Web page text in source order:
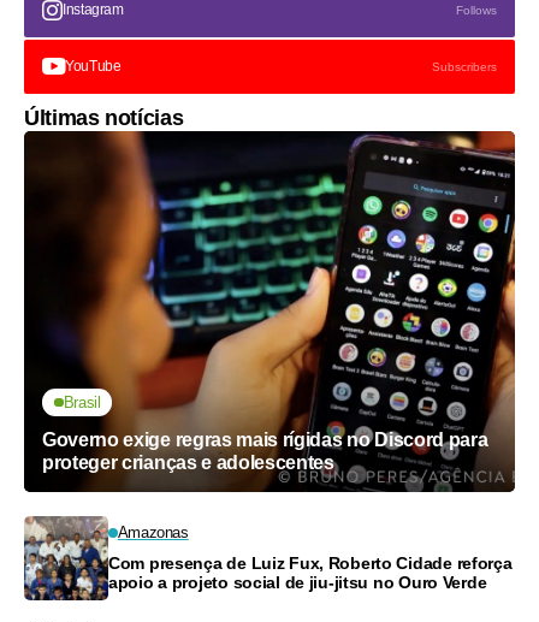
Instagram Follows
YouTube Subscribers
Últimas notícias
Brasil
Governo exige regras mais rígidas no Discord para
proteger crianças e adolescentes
Amazonas
Com presença de Luiz Fux, Roberto Cidade reforça
apoio a projeto social de jiu-jitsu no Ouro Verde